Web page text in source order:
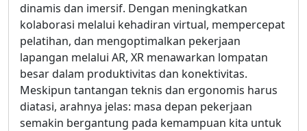
dinamis dan imersif. Dengan meningkatkan
kolaborasi melalui kehadiran virtual, mempercepat
pelatihan, dan mengoptimalkan pekerjaan
lapangan melalui AR, XR menawarkan lompatan
besar dalam produktivitas dan konektivitas.
Meskipun tantangan teknis dan ergonomis harus
diatasi, arahnya jelas: masa depan pekerjaan
semakin bergantung pada kemampuan kita untuk